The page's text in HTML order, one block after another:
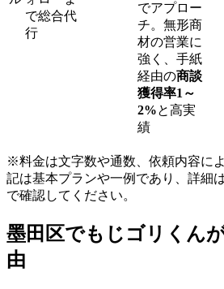
で総合代
行
でアプロー
チ。無形商
材の営業に
強く、手紙
経由の商談
獲得率1～
2%と高実
績
※料金は文字数や通数、依頼内容に
記は基本プランや一例であり、詳細
で確認してください。​
墨田区でもじゴリくん
由